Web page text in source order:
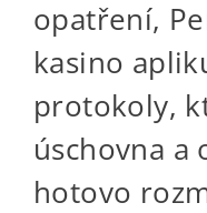
opatření,
kasino
protokoly,
úschovna a
hotovo